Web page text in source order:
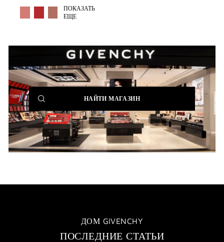
ПОКАЗАТЬ
ЕЩЕ
НАЙТИ МАГАЗИН(NEW
WINDOW)
ДОМ GIVENCHY
ПОСЛЕДНИЕ СТАТЬИ